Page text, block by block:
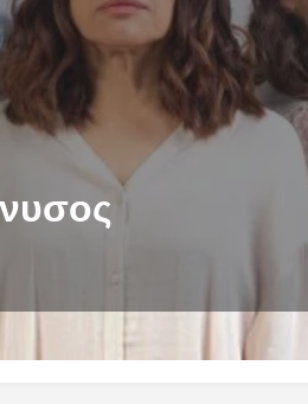
Profile